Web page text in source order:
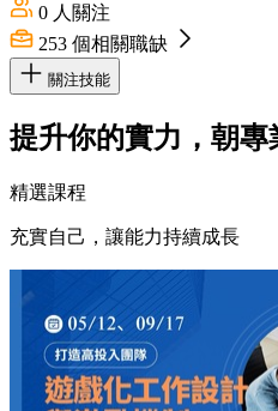
0 人關注
253 個相關職缺
關注技能
提升你的實力，朝專
精選課程
充實自己，讓能力持續成長